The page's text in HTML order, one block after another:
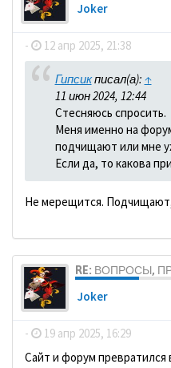
Joker
- 12 апр 2025, 21:38
Гипсикписал(а): ↑
11 июн 2024, 12:44
Стесняюсь спросить.
Меня именно на
подчищают или мне
Если да, то какова
Не мерещится.
RE: ВОПРОСЫ,
Joker
- 19 апр 2025, 16:29
Сайт и форум